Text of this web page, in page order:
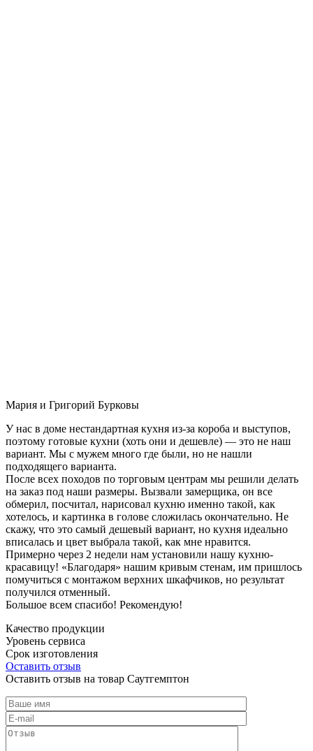
Мария и Григорий Бурковы
У нас в доме нестандартная кухня из-за короба и выступов,
поэтому готовые кухни (хоть они и дешевле) — это не наш
вариант. Мы с мужем много где были, но не нашли
подходящего варианта.
После всех походов по торговым центрам мы решили делать
на заказ под наши размеры. Вызвали замерщика, он все
обмерил, посчитал, нарисовал кухню именно такой, как
хотелось, и картинка в голове сложилась окончательно. Не
скажу, что это самый дешевый вариант, но кухня идеально
вписалась и цвет выбрала такой, как мне нравится.
Примерно через 2 недели нам установили нашу кухню-
красавицу! «Благодаря» нашим кривым стенам, им пришлось
помучиться с монтажом верхних шкафчиков, но результат
получился отменный.
Большое всем спасибо! Рекомендую!
Качество продукции
Уровень сервиса
Срок изготовления
Оставить отзыв
Оставить отзыв на товар Саутгемптон